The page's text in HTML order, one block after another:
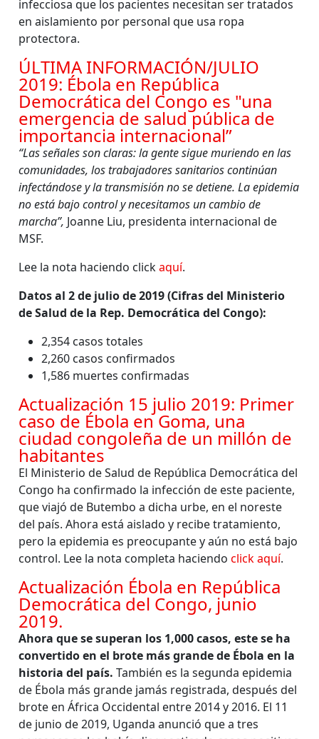
infecciosa que los pacientes necesitan ser tratados
en aislamiento por personal que usa ropa
protectora.
ÚLTIMA INFORMACIÓN/JULIO
2019: Ébola en República
Democrática del Congo es "una
emergencia de salud pública de
importancia internacional”
“Las señales son claras: la gente sigue muriendo en las
comunidades, los trabajadores sanitarios continúan
infectándose y la transmisión no se detiene. La epidemia
no está bajo control y necesitamos un cambio de
marcha”, Joanne Liu, presidenta internacional de
MSF.
Lee la nota haciendo clickaquí.
Datos al 2 de julio de 2019 (Cifras del Ministerio
de Salud de la Rep. Democrática del Congo):
2,354 casos totales
2,260 casos confirmados
1,586 muertes confirmadas
Actualización 15 julio 2019: Primer
caso de Ébola en Goma, una
ciudad congoleña de un millón de
habitantes
El Ministerio de Salud de República Democrática del
Congo ha confirmado la infección de este paciente,
que viajó de Butembo a dicha urbe, en el noreste
del país. Ahora está aislado y recibe tratamiento,
pero la epidemia es preocupante y aún no está bajo
control. Lee la nota completa haciendo click aquí.
Actualización Ébola en República
Democrática del Congo, junio
2019.
Ahora que se superan los 1,000 casos, este se ha
convertido en el brote más grande de Ébola en la
historia del país. También es la segunda epidemia
de Ébola más grande jamás registrada, después del
brote en África Occidental entre 2014 y 2016. El 11
de junio de 2019, Uganda anunció que a tres